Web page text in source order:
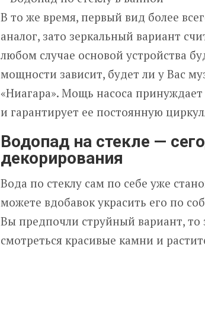
В то же время, первый вид более
аналог, зато зеркальный вариант
любом случае основой устройства
мощности зависит, будет ли у Вас
«Ниагара». Мощь насоса
и гарантирует ее постоянную
Водопад на стекле —
декорирования
Вода по стеклу сам по себе уже
можете вдобавок украсить его по
Вы предпочли струйный вариант, то
смотреться красивые камни и